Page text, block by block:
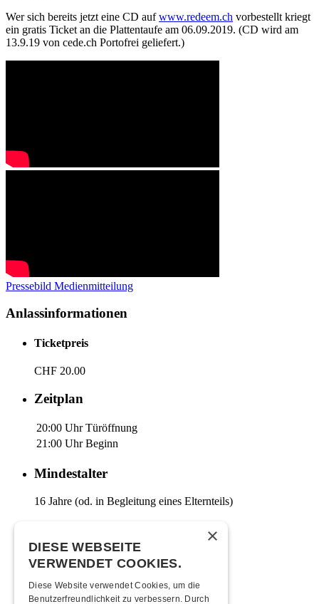
Wer sich bereits jetzt eine CD aufwww.redeem.ch vorbestellt kriegt
ein gratis Ticket an die Plattentaufe am 06.09.2019. (CD wird am
13.9.19 von cede.ch Portofrei geliefert.)
Pressebild Medienmitteilung
Anlassinformationen
Ticketpreis
CHF 20.00
Zeitplan
20:00 Uhr Türöffnung
21:00 Uhr Beginn
Mindestalter
16 Jahre (od. in Begleitung eines Elternteils)
Anreise
×
DIESE WEBSEITE
VERWENDET COOKIES.
Diese Website verwendet Cookies, um die
Benutzerfreundlichkeit zu verbessern. Durch